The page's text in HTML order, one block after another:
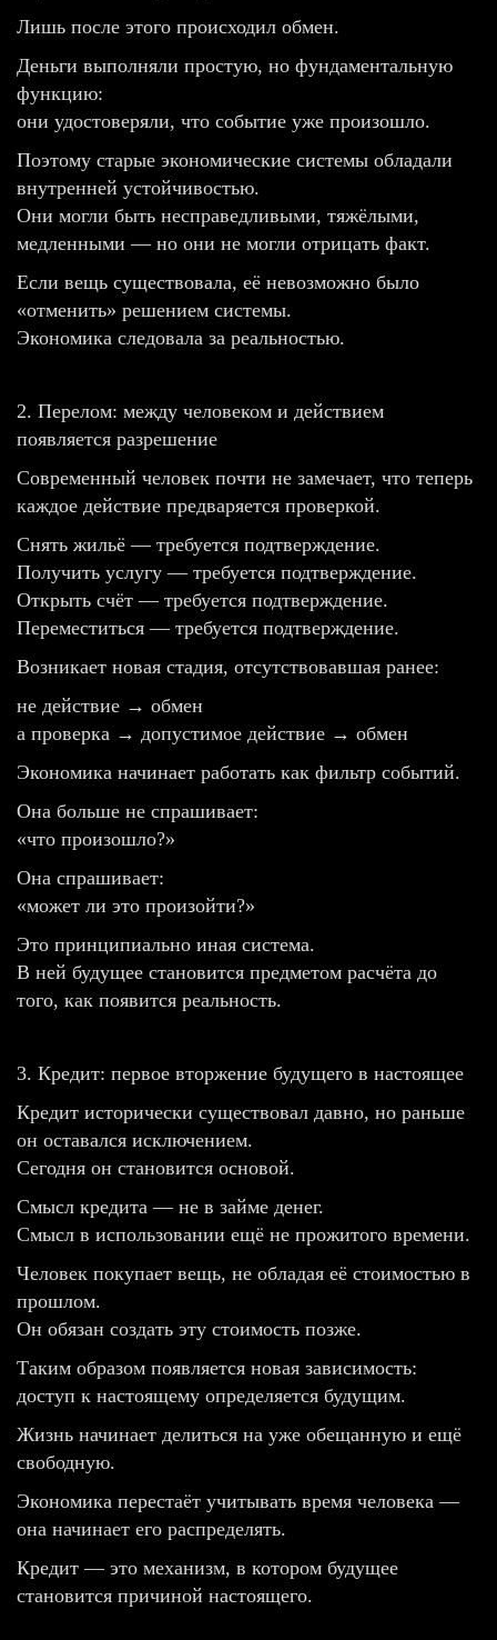
Лишь после этого происходил обмен.
Деньги выполняли простую, но фундаментальную
функцию:
они удостоверяли, что событие уже произошло.
Поэтому старые экономические системы обладали
внутренней устойчивостью.
Они могли быть несправедливыми, тяжёлыми,
медленными — но они не могли отрицать факт.
Если вещь существовала, её невозможно было
«отменить» решением системы.
Экономика следовала за реальностью.
2. Перелом: между человеком и действием
появляется разрешение
Современный человек почти не замечает, что теперь
каждое действие предваряется проверкой.
Снять жильё — требуется подтверждение.
Получить услугу — требуется подтверждение.
Открыть счёт — требуется подтверждение.
Переместиться — требуется подтверждение.
Возникает новая стадия, отсутствовавшая ранее:
не действие → обмен
а проверка → допустимое действие → обмен
Экономика начинает работать как фильтр событий.
Она больше не спрашивает:
«что произошло?»
Она спрашивает:
«может ли это произойти?»
Это принципиально иная система.
В ней будущее становится предметом расчёта до
того, как появится реальность.
3. Кредит: первое вторжение будущего в настоящее
Кредит исторически существовал давно, но раньше
он оставался исключением.
Сегодня он становится основой.
Смысл кредита — не в займе денег.
Смысл в использовании ещё не прожитого времени.
Человек покупает вещь, не обладая её стоимостью в
прошлом.
Он обязан создать эту стоимость позже.
Таким образом появляется новая зависимость:
доступ к настоящему определяется будущим.
Жизнь начинает делиться на уже обещанную и ещё
свободную.
Экономика перестаёт учитывать время человека —
она начинает его распределять.
Кредит — это механизм, в котором будущее
становится причиной настоящего.